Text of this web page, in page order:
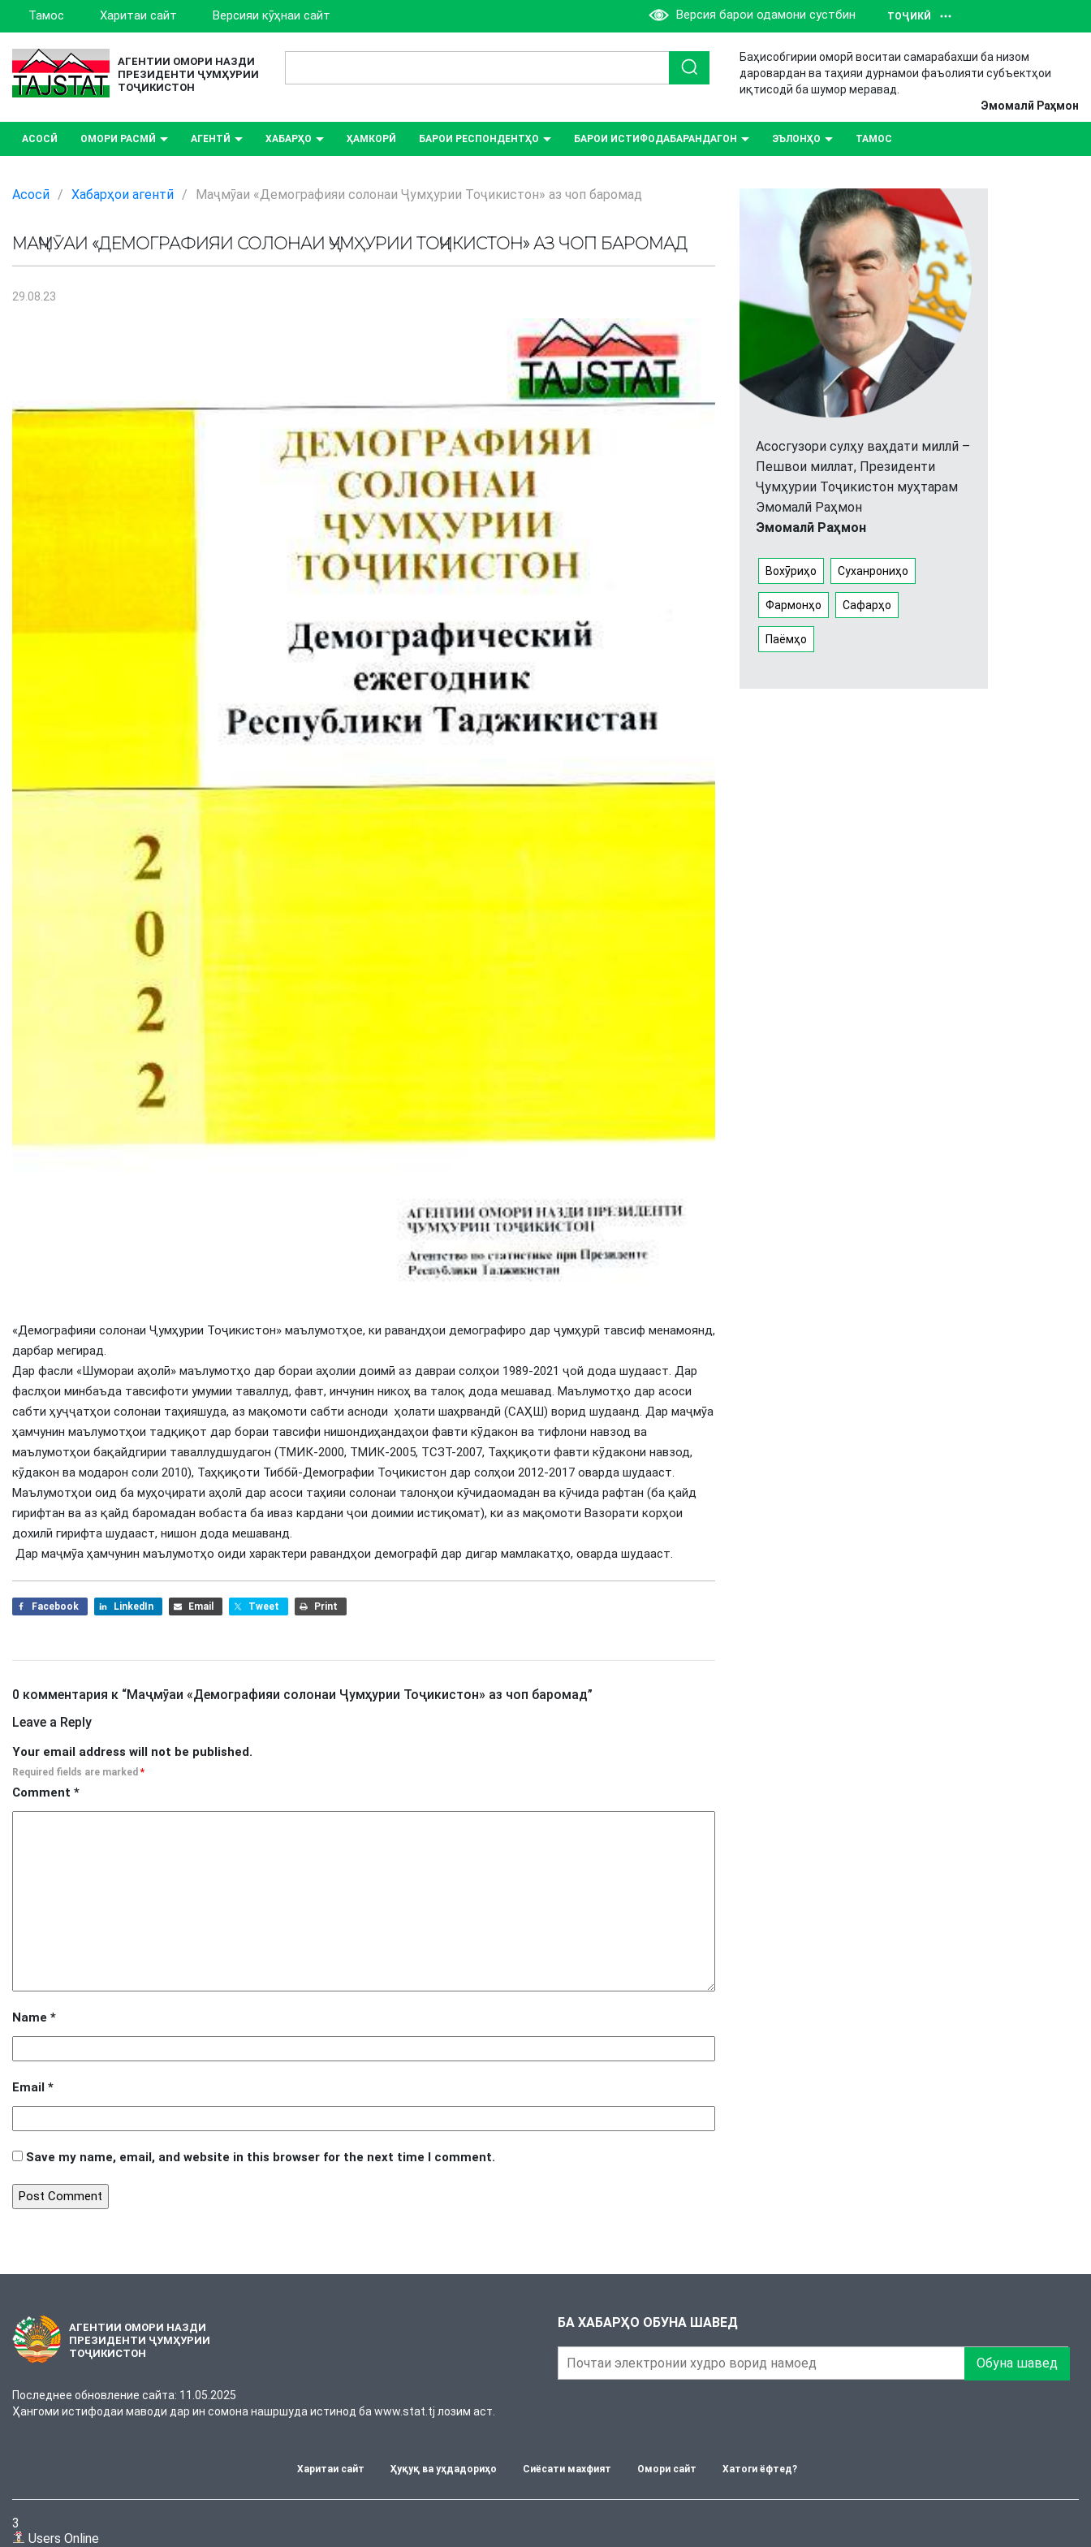
Тамос Харитаи сайт Версияи кӯҳнаи сайт Версия барои одамони сустбин ТОҶИКӢ
АГЕНТИИ ОМОРИ НАЗДИ
ПРЕЗИДЕНТИ ҶУМҲУРИИ
ТОҶИКИСТОН
Баҳисобгирии оморӣ воситаи самарабахши ба низом
даровардан ва таҳияи дурнамои фаъолияти субъектҳои
иқтисодӣ ба шумор меравад.
Эмомалӣ Раҳмон
АСОСӢ ОМОРИ РАСМӢ АГЕНТӢ ХАБАРҲО ҲАМКОРӢ БАРОИ РЕСПОНДЕНТҲО БАРОИ ИСТИФОДАБАРАНДАГОН ЭЪЛОНҲО ТАМОС
Асосӣ / Хабарҳои агентӣ / Маҷмӯаи «Демографияи солонаи Ҷумҳурии Тоҷикистон» аз чоп баромад
МАҶМӮАИ «ДЕМОГРАФИЯИ СОЛОНАИ ҶУМҲУРИИ ТОҶИКИСТОН» АЗ ЧОП БАРОМАД
29.08.23
«Демографияи солонаи Ҷумҳурии Тоҷикистон» маълумотҳое, ки равандҳои демографиро дар ҷумҳурӣ тавсиф менамоянд,
дарбар мегирад.
Дар фасли «Шумораи аҳолӣ» маълумотҳо дар бораи аҳолии доимӣ аз давраи солҳои 1989-2021 ҷой дода шудааст. Дар
фаслҳои минбаъда тавсифоти умумии таваллуд, фавт, инчунин никоҳ ва талоқ дода мешавад. Маълумотҳо дар асоси
сабти ҳуҷҷатҳои солонаи таҳияшуда, аз мақомоти сабти асноди ҳолати шаҳрвандӣ (САҲШ) ворид шудаанд. Дар маҷмӯа
ҳамчунин маълумотҳои тадқиқот дар бораи тавсифи нишондиҳандаҳои фавти кӯдакон ва тифлони навзод ва
маълумотҳои бақайдгирии таваллудшудагон (ТМИК-2000, ТМИК-2005, ТСЗТ-2007, Таҳқиқоти фавти кӯдакони навзод,
кӯдакон ва модарон соли 2010), Таҳқиқоти Тиббӣ-Демографии Тоҷикистон дар солҳои 2012-2017 оварда шудааст.
Маълумотҳои оид ба муҳоҷирати аҳолӣ дар асоси таҳияи солонаи талонҳои кӯчидаомадан ва кӯчида рафтан (ба қайд
гирифтан ва аз қайд баромадан вобаста ба иваз кардани ҷои доимии истиқомат), ки аз мақомоти Вазорати корҳои
дохилӣ гирифта шудааст, нишон дода мешаванд.
Дар маҷмӯа ҳамчунин маълумотҳо оиди характери равандҳои демографӣ дар дигар мамлакатҳо, оварда шудааст.
Facebook LinkedIn Email Tweet Print
0 комментария к “Маҷмӯаи «Демографияи солонаи Ҷумҳурии Тоҷикистон» аз чоп баромад”
Leave a Reply
Your email address will not be published.
Required fields are marked *
Comment *
Name *
Email *
Save my name, email, and website in this browser for the next time I comment.
Асосгузори сулҳу ваҳдати миллӣ –
Пешвои миллат, Президенти
Ҷумҳурии Тоҷикистон муҳтарам
Эмомалӣ Раҳмон
Эмомалӣ Раҳмон
Вохӯриҳо Суханрониҳо
Фармонҳо Сафарҳо
Паёмҳо
АГЕНТИИ ОМОРИ НАЗДИ
ПРЕЗИДЕНТИ ҶУМҲУРИИ
ТОҶИКИСТОН
Последнее обновление сайта: 11.05.2025
Ҳангоми истифодаи маводи дар ин сомона нашршуда истинод ба www.stat.tj лозим аст.
БА ХАБАРҲО ОБУНА ШАВЕД
Обуна шавед
Харитаи сайт Ҳуқуқ ва уҳдадориҳо Сиёсати махфият Омори сайт Хатоги ёфтед?
3
Users Online